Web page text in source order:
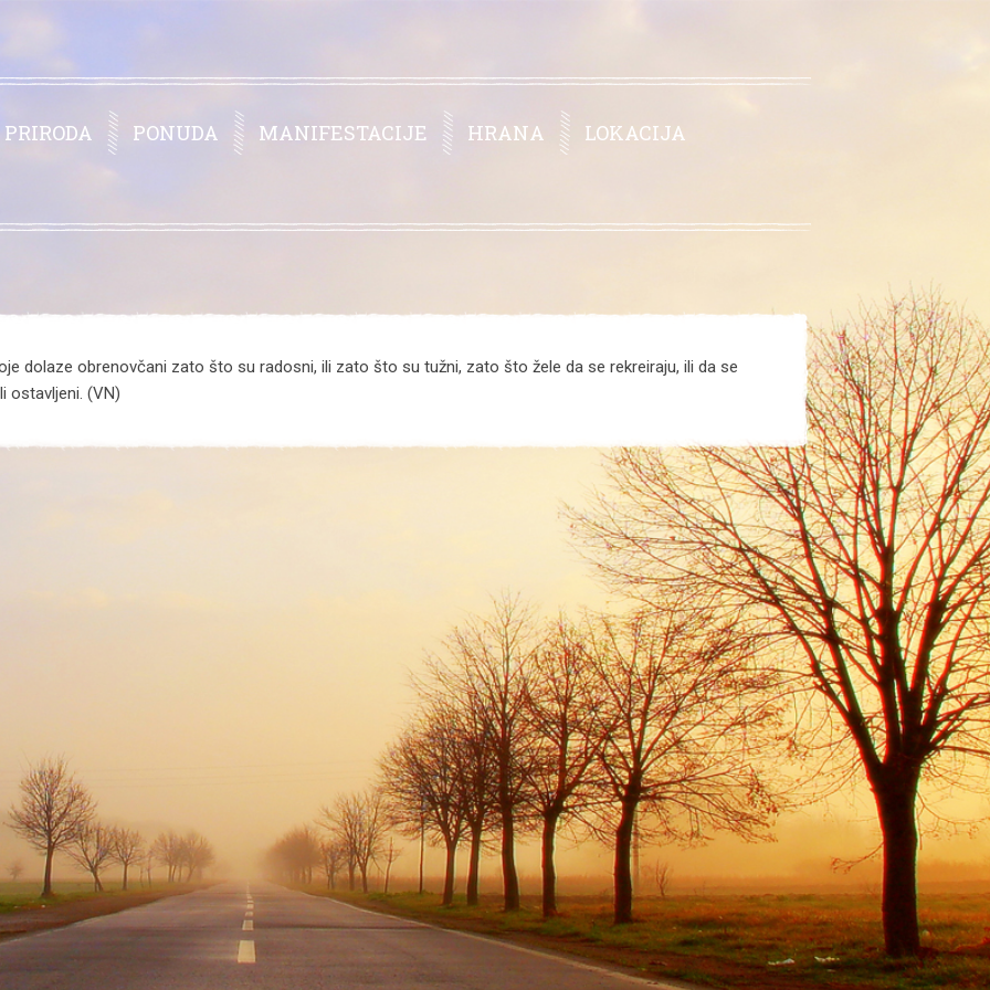
PRIRODA PONUDA MANIFESTACIJE HRANA LOKACIJA
dolaze obrenovčani zato što su radosni, ili zato što su tužni, zato što žele da se rekreiraju, ili da se
ostavljeni. (VN)